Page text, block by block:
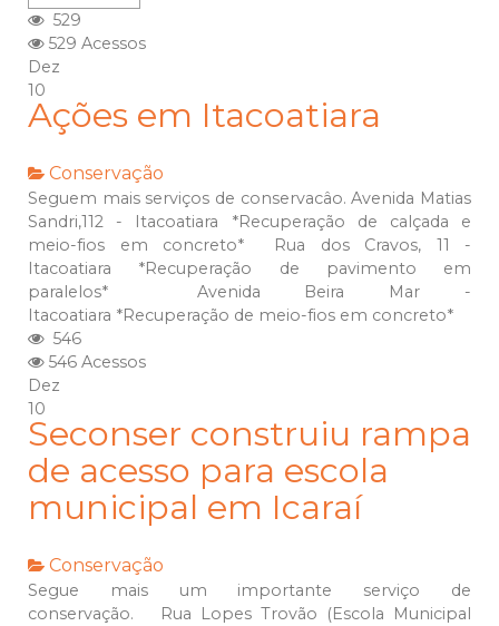
529
529 Acessos
Dez
10
Ações em Itacoatiara
Conservação
Seguem mais serviços de conservacâo. Avenida Matias
Sandri,112 - Itacoatiara *Recuperação de calçada e
meio-fios em concreto* Rua dos Cravos, 11 -
Itacoatiara *Recuperação de pavimento em
paralelos* Avenida Beira Mar -
Itacoatiara *Recuperação de meio-fios em concreto*
546
546 Acessos
Dez
10
Seconser construiu rampa
de acesso para escola
municipal em Icaraí
Conservação
Segue mais um importante serviço de
conservação. Rua Lopes Trovão (Escola Municipal